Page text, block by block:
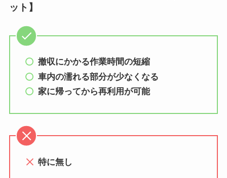
ット】
撤収にかかる作業時間の短縮
車内の濡れる部分が少なくなる
家に帰ってから再利用が可能
特に無し